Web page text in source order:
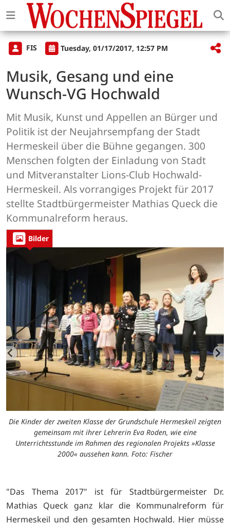
FIS Tuesday, 01/17/2017, 12:57 PM
Musik, Gesang und eine
Wunsch-VG Hochwald
Mit Musik, Kunst und Appellen an Bürger und
Politik ist der Neujahrsempfang der Stadt
Hermeskeil über die Bühne gegangen. 300
Menschen folgten der Einladung von Stadt
und Mitveranstalter Lions-Club Hochwald-
Hermeskeil. Als vorrangiges Projekt für 2017
stellte Stadtbürgermeister Mathias Queck die
Kommunalreform heraus.
Bilder
Die Kinder der zweiten Klasse der Grundschule Hermeskeil zeigten
gemeinsam mit ihrer Lehrerin Eva Roden, wie eine
Unterrichtsstunde im Rahmen des regionalen Projekts »Klasse
2000« aussehen kann. Foto: Fischer
"Das Thema 2017" ist für Stadtbürgermeister Dr.
Mathias Queck ganz klar die Kommunalreform für
Hermeskeil und den gesamten Hochwald. Hier müsse